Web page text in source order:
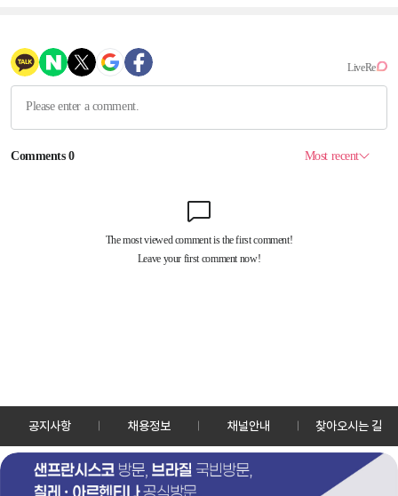
공지사항 채용정보 채널안내 찾아오시는 길
30128 세종특별자치시 정부2청사로 13 한국정책방송원 KTV
TEL: 044-204-8000